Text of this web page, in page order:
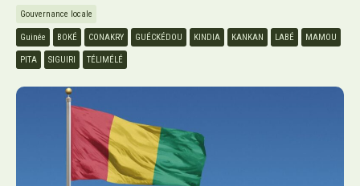
Gouvernance locale
Guinée BOKÉ CONAKRY GUÉCKÉDOU KINDIA KANKAN LABÉ MAMOU
PITA SIGUIRI TÉLIMÉLÉ